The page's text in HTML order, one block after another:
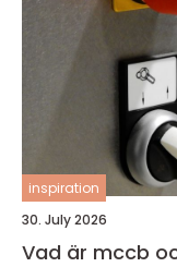
inspiration
30. July 2026
Vad är mccb